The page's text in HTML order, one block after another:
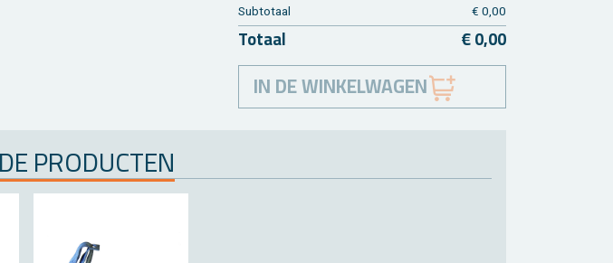
Sub­to­taal € 0,00
To­taal € 0,00
IN DE WINKELWAGEN
PRO­DUC­TEN